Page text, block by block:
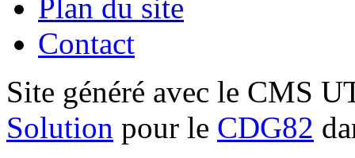
Plan du site
Contact
Site généré avec le CMS
Solution pour le CDG82